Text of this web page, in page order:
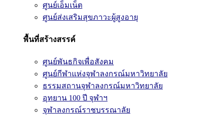
ศูนย์เอ็มเน็ต
ศูนย์ส่งเสริมสุขภาวะผู้สูงอายุ
พื้นที่สร้างสรรค์
ศูนย์พันธกิจเพื่อสังคม
ศูนย์กีฬาแห่งจุฬาลงกรณ์มหาวิทยาลัย
ธรรมสถานจุฬาลงกรณ์มหาวิทยาลัย
อุทยาน 100 ปี จุฬาฯ
จุฬาลงกรณ์ราชบรรณาลัย